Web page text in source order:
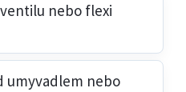
nebo flexi
umyvadlem nebo